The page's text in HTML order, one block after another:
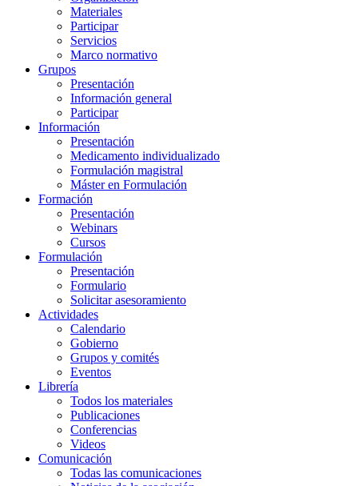
Materiales
Participar
Servicios
Marco normativo
Grupos
Presentación
Información general
Participar
Información
Presentación
Medicamento individualizado
Formulación magistral
Máster en Formulación
Formación
Presentación
Webinars
Cursos
Formulación
Presentación
Formulario
Solicitar asesoramiento
Actividades
Calendario
Gobierno
Grupos y comités
Eventos
Librería
Todos los materiales
Publicaciones
Conferencias
Videos
Comunicación
Todas las comunicaciones